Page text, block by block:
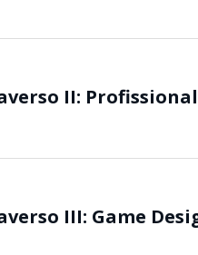
II:
III: Game